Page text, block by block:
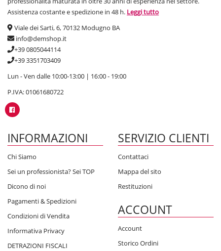
Assistenza costante e spedizione in 48 h. Leggi tutto
Viale dei Sarti, 6, 70132 Modugno BA
info@demshop.it
+39 0805044114
+39 3351703409
Lun - Ven dalle 10:00-13:00 | 16:00 - 19:00
P.IVA: 01061680722
INFORMAZIONI
Chi Siamo
Sei un professionista? Sei TOP
Dicono di noi
Pagamenti & Spedizioni
Condizioni di Vendita
Informativa Privacy
DETRAZIONI FISCALI
SERVIZIO CLIENTI
Contattaci
Mappa del sito
Restituzioni
ACCOUNT
Account
Storico Ordini